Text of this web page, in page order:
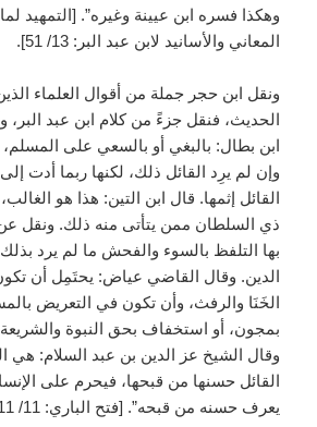
وهكذا فسره ابن عيينة وغيره”. [التمهيد
المعاني والأسانيد لابن عبد البر: 13/ 51].
ونقل ابن حجر جملة من أقوال العلماء
الحديث، فنقل جزءً من كلام ابن عبد البر،
ابن بطال: بالبغي أو بالسعي على المسلم،
وإن لم يرِد القائل ذلك، لكنها ربما أدت
القائل إثمها. قال ابن التين: هذا هو
ذي السلطان ممن يتأتى منه ذلك. ونقل
بها التلفظ بالسوء والفحش ما لم يرد
الدين. وقال القاضي عياض: يحتَمِل أن
الخَنَا والرفث، وأن تكون في التعريض
بمجون، أو استخفاف بحق النبوة
وقال الشيخ عز الدين بن عبد السلام: هي
القائل حسنها من قبحها، فيحرم على
يعرف حسنه من قبحه”. [فتح الباري: 11/ 311].